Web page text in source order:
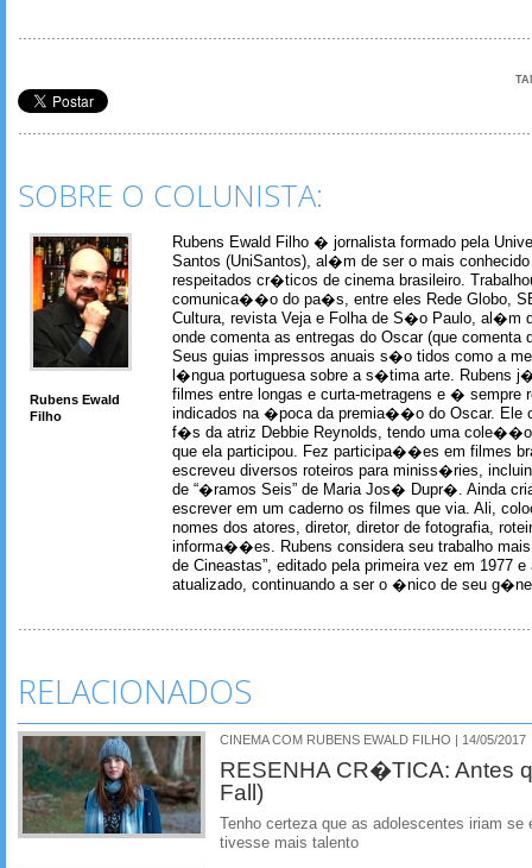
SOBRE O COLUNISTA:
Rubens Ewald
Filho
Rubens Ewald Filho � jornalista formado pela
Santos (UniSantos), al�m de ser o mais
respeitados cr�ticos de cinema brasileiro.
comunica��o do pa�s, entre eles Rede Globo,
Cultura, revista Veja e Folha de S�o Paulo, al�m
onde comenta as entregas do Oscar (que comenta
Seus guias impressos anuais s�o tidos como a
l�ngua portuguesa sobre a s�tima arte. Rubens
filmes entre longas e curta-metragens e � sempre
indicados na �poca da premia��o do Oscar. Ele
f�s da atriz Debbie Reynolds, tendo uma
que ela participou. Fez participa��es em filmes
escreveu diversos roteiros para miniss�ries,
de “�ramos Seis” de Maria Jos� Dupr�. Ainda
escrever em um caderno os filmes que via. Ali,
nomes dos atores, diretor, diretor de fotografia,
informa��es. Rubens considera seu trabalho
de Cineastas”, editado pela primeira vez em 1977 e
atualizado, continuando a ser o �nico de seu
RELACIONADOS
CINEMA COM RUBENS EWALD FILHO | 14/05/2017
RESENHA CR�TICA: Antes
Fall)
Tenho certeza que as adolescentes iriam
tivesse mais talento